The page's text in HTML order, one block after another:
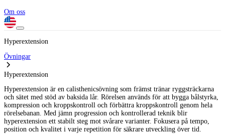
Om oss
Hyperextension
Övningar
Hyperextension
Hyperextension är en calisthenicsövning som främst tränar ryggsträckarna
och sätet med stöd av baksida lår. Rörelsen används för att bygga bålstyrka,
kompression och kroppskontroll och förbättra kroppskontroll genom hela
rörelsebanan. Med jämn progression och kontrollerad teknik blir
hyperextension ett stabilt steg mot svårare varianter. Fokusera på tempo,
position och kvalitet i varje repetition för säkrare utveckling över tid.